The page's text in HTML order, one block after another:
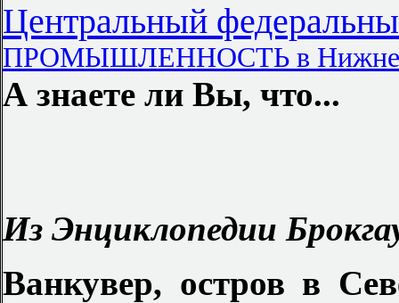
Центральный
ПРОМЫШЛЕННОСТЬ в Нижнем
А знаете ли Вы, что...
Из Энциклопедии
Ванкувер, остров в